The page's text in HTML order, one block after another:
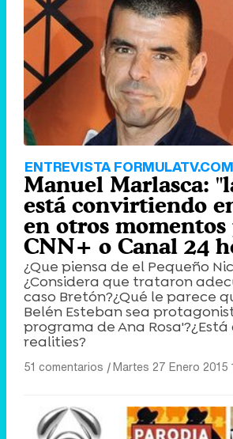
ENTREVISTA FORMULATV.COM
Manuel Marlasca:
está convirtiendo
en otros momentos
CNN+ o Canal 24
¿Que piensa de el Pequeño
¿Considera que trataron
caso Bretón?¿Qué le parece
Belén Esteban sea
programa de Ana
realities?
51 comentarios |Martes 27 Enero 2015